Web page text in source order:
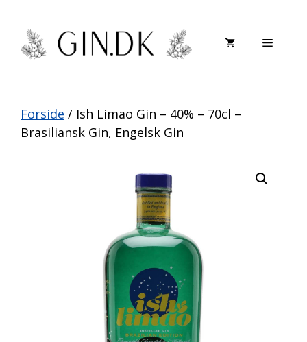
indhold
Menu
Forside / Ish Limao Gin – 40% – 70cl –
Brasiliansk Gin, Engelsk Gin